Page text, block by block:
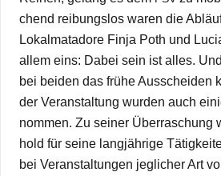
chend rei­bungs­los waren die
Lokal­ma­ta­dore Finja Poth und
allem eins: Dabei sein ist alles.
bei bei­den das frühe Aus­schei­den
der Ver­an­stal­tung wur­den auch
nom­men. Zu sei­ner
hold für seine lang­jäh­rige
bei Ver­an­stal­tun­gen jeg­li­cher Art